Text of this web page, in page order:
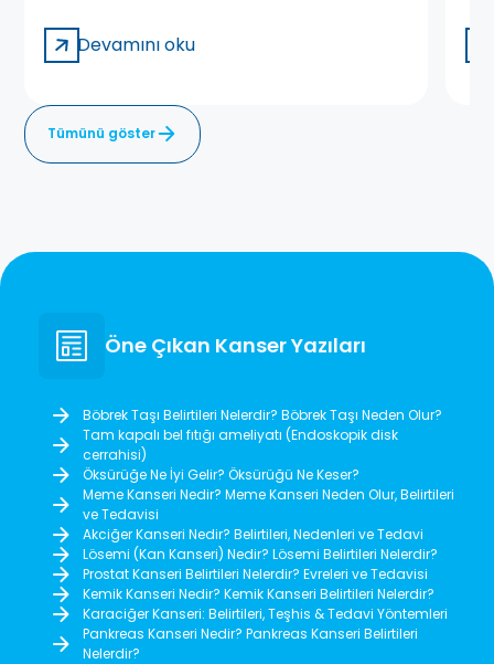
Devamını oku
Tümünü göster
Öne Çıkan Kanser Yazıları
Böbrek Taşı Belirtileri Nelerdir? Böbrek Taşı Neden Olur?
Tam kapalı bel fıtığı ameliyatı (Endoskopik disk
cerrahisi)
Öksürüğe Ne İyi Gelir? Öksürüğü Ne Keser?
Meme Kanseri Nedir? Meme Kanseri Neden Olur, Belirtileri
ve Tedavisi
Akciğer Kanseri Nedir? Belirtileri, Nedenleri ve Tedavi
Lösemi (Kan Kanseri) Nedir? Lösemi Belirtileri Nelerdir?
Prostat Kanseri Belirtileri Nelerdir? Evreleri ve Tedavisi
Kemik Kanseri Nedir? Kemik Kanseri Belirtileri Nelerdir?
Karaciğer Kanseri: Belirtileri, Teşhis & Tedavi Yöntemleri
Pankreas Kanseri Nedir? Pankreas Kanseri Belirtileri
Nelerdir?